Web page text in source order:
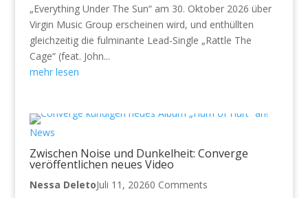
„Everything Under The Sun“ am 30. Oktober 2026 über
Virgin Music Group erscheinen wird, und enthüllten
gleichzeitig die fulminante Lead-Single „Rattle The
Cage“ (feat. John...
mehr lesen
News
Zwischen Noise und Dunkelheit: Converge
veröffentlichen neues Video
Nessa DeletoJuli 11, 20260 Comments